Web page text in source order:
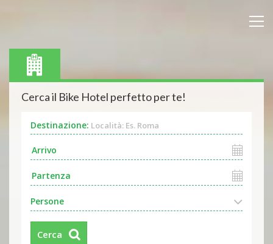
Cerca il Bike Hotel perfetto per te!
Destinazione: Località: Es. Roma
Persone
Cerca